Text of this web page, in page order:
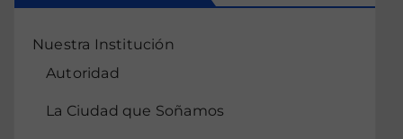
Nuestra Institución
Autoridad
La Ciudad que Soñamos